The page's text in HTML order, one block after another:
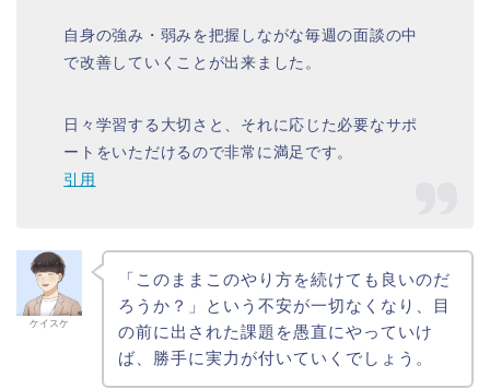
自身の強み・弱みを把握しながな毎週の面談の中
で改善していくことが出来ました。
日々学習する大切さと、それに応じた必要なサポ
ートをいただけるので非常に満足です。
引用
ケイスケ
「このままこのやり方を続けても良いのだ
ろうか？」という不安が一切なくなり、目
の前に出された課題を愚直にやっていけ
ば、勝手に実力が付いていくでしょう。